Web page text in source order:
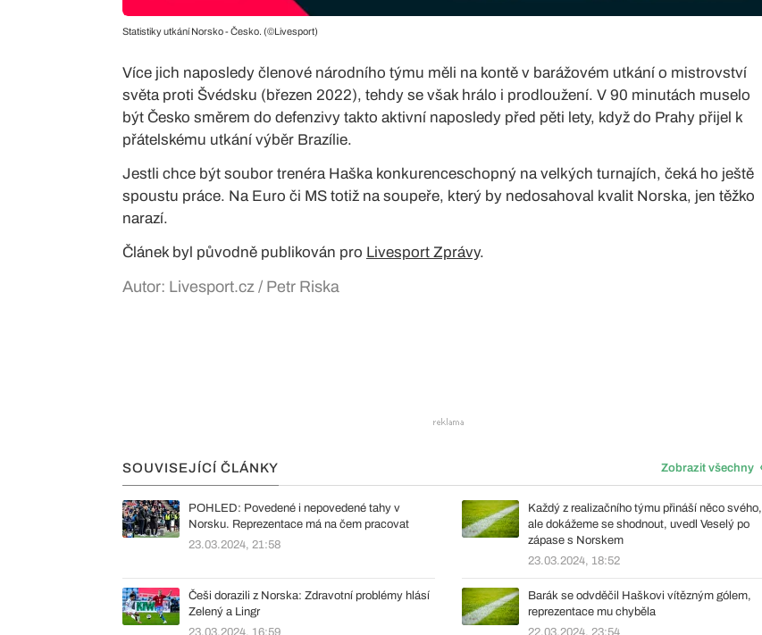
Statistiky utkání Norsko - Česko. (©Livesport)
Více jich naposledy členové národního týmu měli na kontě v barážovém utkání o mistrovství
světa proti Švédsku (březen 2022), tehdy se však hrálo i prodloužení. V 90 minutách muselo
být Česko směrem do defenzivy takto aktivní naposledy před pěti lety, když do Prahy přijel k
přátelskému utkání výběr Brazílie.
Jestli chce být soubor trenéra Haška konkurenceschopný na velkých turnajích, čeká ho ještě
spoustu práce. Na Euro či MS totiž na soupeře, který by nedosahoval kvalit Norska, jen těžko
narazí.
Článek byl původně publikován pro Livesport Zprávy.
Autor: Livesport.cz / Petr Riska
SOUVISEJÍCÍ ČLÁNKY Zobrazit všechny
POHLED: Povedené i nepovedené tahy v
Norsku. Reprezentace má na čem pracovat
23.03.2024, 21:58
Každý z realizačního týmu přináší něco svého,
ale dokážeme se shodnout, uvedl Veselý po
zápase s Norskem
23.03.2024, 18:52
Češi dorazili z Norska: Zdravotní problémy hlásí
Zelený a Lingr
23.03.2024, 16:59
Barák se odvděčil Haškovi vítězným gólem,
reprezentace mu chyběla
22.03.2024, 23:54